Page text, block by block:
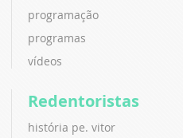
programação
programas
vídeos
Redentoristas
história pe. vitor